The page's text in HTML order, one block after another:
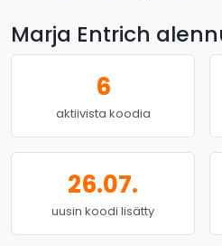
Marja Entrich
6
aktiivista koodia
26.07.
uusin koodi lisätty